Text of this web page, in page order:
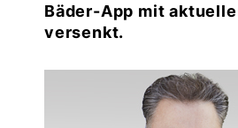
Bäder-App mit
versenkt.